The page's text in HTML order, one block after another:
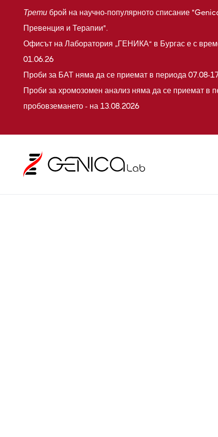
Трети брой на научно-популярното списание
Превенция и Терапии".
Офисът на Лаборатория „ГЕНИКА“ в Бургас е с
01.06.26
Проби за БАТ няма да се приемат в периода 07.08-
Проби за хромозомен анализ няма да се приемат в
пробовземането - на 13.08.2026